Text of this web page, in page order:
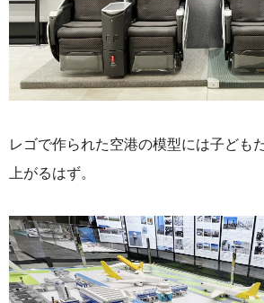
レゴで作られた空港の模型には子ども
上がるはず。